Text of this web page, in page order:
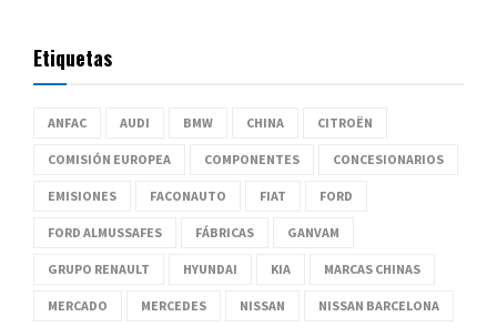
Etiquetas
ANFAC AUDI BMW CHINA CITROËN
COMISIÓN EUROPEA COMPONENTES CONCESIONARIOS
EMISIONES FACONAUTO FIAT FORD
FORD ALMUSSAFES FÁBRICAS GANVAM
GRUPO RENAULT HYUNDAI KIA MARCAS CHINAS
MERCADO MERCEDES NISSAN NISSAN BARCELONA